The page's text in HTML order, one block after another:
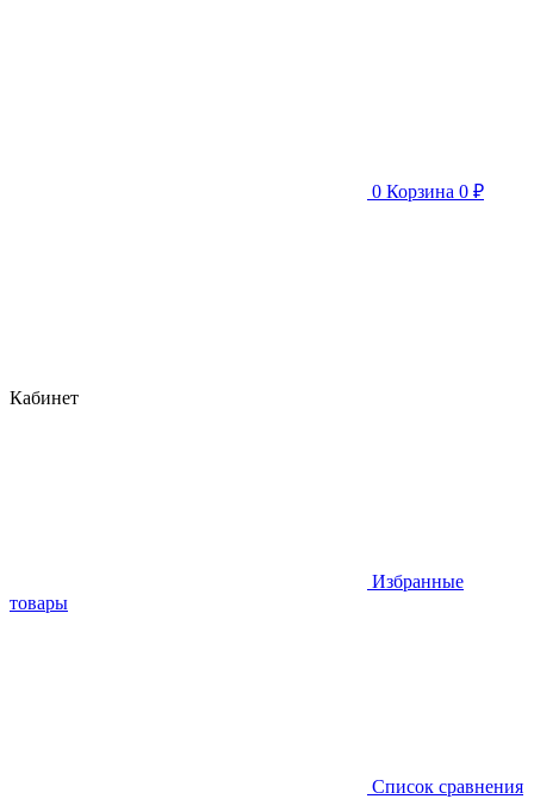
0 Корзина 0 ₽
Кабинет
Избранные
товары
Список сравнения